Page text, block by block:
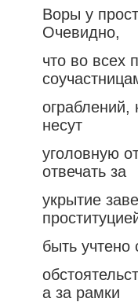
Воры у
Очевидно,
что во всех
несут
уголовную
отвечать за
укрытие
быть учтено
а за рамки